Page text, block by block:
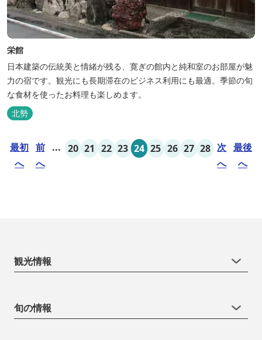
栄館
日本建築の伝統美と情緒が残る、寛ぎの館内と純和室のお部屋が魅
力の宿です。観光にも長期滞在のビジネス利用にも最適。季節の旬
な食材を使ったお料理も楽しめます。
北勢
最初
へ
前
へ
... 20 21 22 23 24 25 26 27 28 次
へ
最後
へ
観光情報
旬の情報